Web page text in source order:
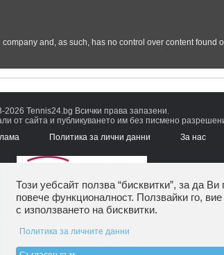
2026 Tennis24.bg Всички права запазени.
от сайта и публикуването им без писмено
Политика за лични данни За нас
Този уебсайт ползва “бисквитки”, за да Ви
повече функционалност. Ползвайки го,
с използването на бисквитки.
Политика за личните данни